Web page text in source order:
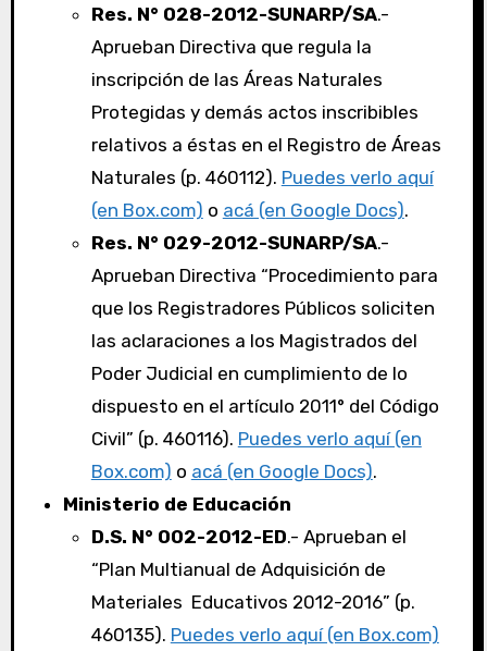
Res. N° 028-2012-SUNARP/SA.-
Aprueban Directiva que regula la
inscripción de las Áreas Naturales
Protegidas y demás actos inscribibles
relativos a éstas en el Registro de Áreas
Naturales (p. 460112). Puedes verlo aquí
(en Box.com) o acá (en Google Docs).
Res. N° 029-2012-SUNARP/SA.-
Aprueban Directiva “Procedimiento para
que los Registradores Públicos soliciten
las aclaraciones a los Magistrados del
Poder Judicial en cumplimiento de lo
dispuesto en el artículo 2011° del Código
Civil” (p. 460116). Puedes verlo aquí (en
Box.com) o acá (en Google Docs).
Ministerio de Educación
D.S. N° 002-2012-ED.- Aprueban el
“Plan Multianual de Adquisición de
Materiales Educativos 2012-2016” (p.
460135). Puedes verlo aquí (en Box.com)